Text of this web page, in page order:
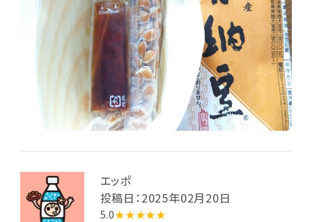
エッポ
投稿日：2025年02月20日
5.0★★★★★